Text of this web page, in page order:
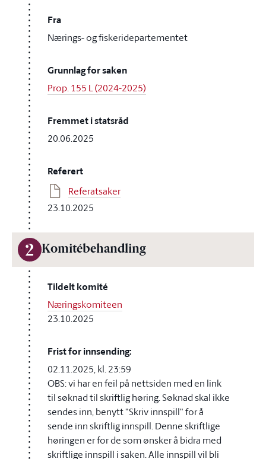
Fra
Nærings- og fiskeridepartementet
Grunnlag for saken
Prop. 155 L (2024-2025)
Fremmet i statsråd
20.06.2025
Referert
Referatsaker
23.10.2025
2 Komitébehandling
Tildelt komité
Næringskomiteen
23.10.2025
Frist for innsending:
02.11.2025, kl. 23:59
OBS: vi har en feil på nettsiden med en link
til søknad til skriftlig høring. Søknad skal ikke
sendes inn, benytt "Skriv innspill" for å
sende inn skriftlig innspill. Denne skriftlige
høringen er for de som ønsker å bidra med
skriftlige innspill i saken. Alle innspill vil bli